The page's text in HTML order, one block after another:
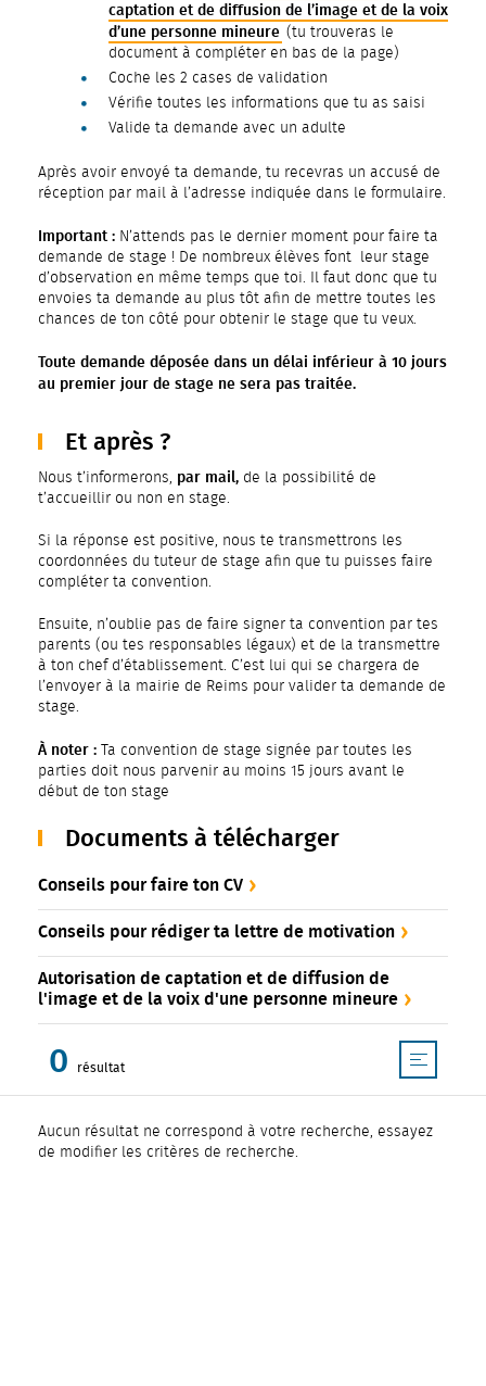
captation et de diffusion de l’image et de la voix
d’une personne mineure (tu trouveras le
document à compléter en bas de la page)
Coche les 2 cases de validation
Vérifie toutes les informations que tu as saisi
Valide ta demande avec un adulte
Après avoir envoyé ta demande, tu recevras un accusé de
réception par mail à l’adresse indiquée dans le formulaire.
Important : N’attends pas le dernier moment pour faire ta
demande de stage ! De nombreux élèves font leur stage
d’observation en même temps que toi. Il faut donc que tu
envoies ta demande au plus tôt afin de mettre toutes les
chances de ton côté pour obtenir le stage que tu veux.
Toute demande déposée dans un délai inférieur à 10 jours
au premier jour de stage ne sera pas traitée.
Et après ?
Nous t’informerons, par mail, de la possibilité de
t’accueillir ou non en stage.
Si la réponse est positive, nous te transmettrons les
coordonnées du tuteur de stage afin que tu puisses faire
compléter ta convention.
Ensuite, n’oublie pas de faire signer ta convention par tes
parents (ou tes responsables légaux) et de la transmettre
à ton chef d’établissement. C’est lui qui se chargera de
l’envoyer à la mairie de Reims pour valider ta demande de
stage.
À noter : Ta convention de stage signée par toutes les
parties doit nous parvenir au moins 15 jours avant le
début de ton stage
Documents à télécharger
Conseils pour faire ton CV
Conseils pour rédiger ta lettre de motivation
Autorisation de captation et de diffusion de
l'image et de la voix d'une personne mineure
0 résultat
Aucun résultat ne correspond à votre recherche, essayez
de modifier les critères de recherche.
Afficher plus de résultats